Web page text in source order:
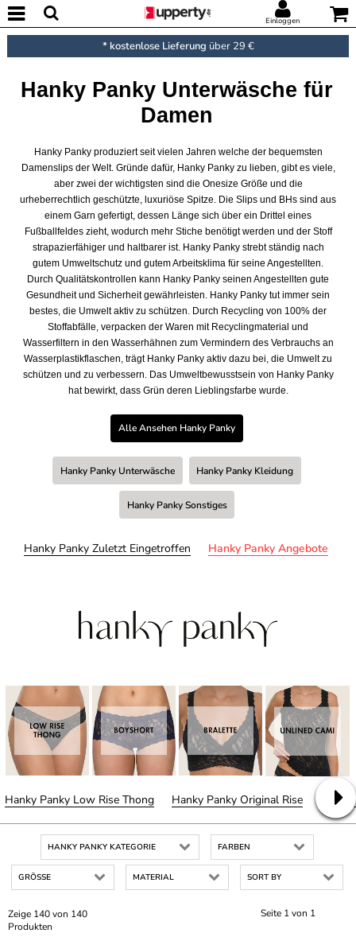
Einloggen
* kostenlose Lieferung über 29 €
Hanky Panky Unterwäsche für
Damen
Hanky Panky produziert seit vielen Jahren welche der bequemsten
Damenslips der Welt. Gründe dafür, Hanky Panky zu lieben, gibt es viele,
aber zwei der wichtigsten sind die Onesize Größe und die
urheberrechtlich geschützte, luxuriöse Spitze. Die Slips und BHs sind aus
einem Garn gefertigt, dessen Länge sich über ein Drittel eines
Fußballfeldes zieht, wodurch mehr Stiche benötigt werden und der Stoff
strapazierfähiger und haltbarer ist. Hanky Panky strebt ständig nach
gutem Umweltschutz und gutem Arbeitsklima für seine Angestellten.
Durch Qualitätskontrollen kann Hanky Panky seinen Angestellten gute
Gesundheit und Sicherheit gewährleisten. Hanky Panky tut immer sein
bestes, die Umwelt aktiv zu schützen. Durch Recycling von 100% der
Stoffabfälle, verpacken der Waren mit Recyclingmaterial und
Wasserfiltern in den Wasserhähnen zum Vermindern des Verbrauchs an
Wasserplastikflaschen, trägt Hanky Panky aktiv dazu bei, die Umwelt zu
schützen und zu verbessern. Das Umweltbewusstsein von Hanky Panky
hat bewirkt, dass Grün deren Lieblingsfarbe wurde.
Alle Ansehen Hanky Panky
Hanky Panky Unterwäsche Hanky Panky Kleidung
Hanky Panky Sonstiges
Hanky Panky Zuletzt Eingetroffen Hanky Panky Angebote
Hanky Panky Low Rise Thong Hanky Panky Original Rise
HANKY PANKY KATEGORIE FARBEN
GRÖSSE MATERIAL SORT BY
Seite 1 von 1
Zeige 140 von 140
Produkten